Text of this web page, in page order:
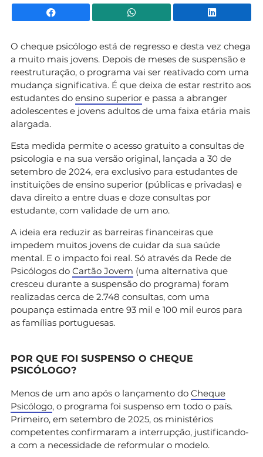
Facebook WhatsApp
O cheque psicólogo está de regresso e desta vez chega
a muito mais jovens. Depois de meses de suspensão e
reestruturação, o programa vai ser reativado com uma
mudança significativa. É que deixa de estar restrito aos
estudantes do ensino superior e passa a abranger
adolescentes e jovens adultos de uma faixa etária mais
alargada.
Esta medida permite o acesso gratuito a consultas de
psicologia e na sua versão original, lançada a 30 de
setembro de 2024, era exclusivo para estudantes de
instituições de ensino superior (públicas e privadas) e
dava direito a entre duas e doze consultas por
estudante, com validade de um ano.
A ideia era reduzir as barreiras financeiras que
impedem muitos jovens de cuidar da sua saúde
mental. E o impacto foi real. Só através da Rede de
Psicólogos do Cartão Jovem (uma alternativa que
cresceu durante a suspensão do programa) foram
realizadas cerca de 2.748 consultas, com uma
poupança estimada entre 93 mil e 100 mil euros para
as famílias portuguesas.
POR QUE FOI SUSPENSO O CHEQUE
PSICÓLOGO?
Menos de um ano após o lançamento do Cheque
Psicólogo, o programa foi suspenso em todo o país.
Primeiro, em setembro de 2025, os ministérios
competentes confirmaram a interrupção, justificando-
a com a necessidade de reformular o modelo.